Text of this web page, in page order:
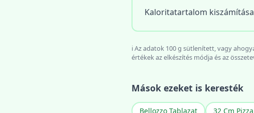
Kaloritatartalom kiszámítása
ℹ️ Az adatok 100 g sütlenített, vagy
értékek az elkészítés módja és az
Mások ezeket is keresték
Bellozzo Tablazat 32 Cm Pizza